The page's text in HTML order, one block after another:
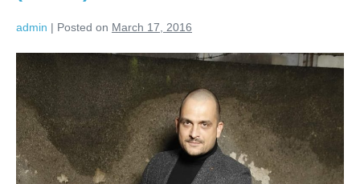
admin | Posted on March 17, 2016
'Atât
de
trist'
sună
muzica
tristă